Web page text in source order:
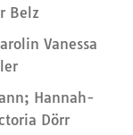
Belz
Vanessa
Hannah-
Dörr